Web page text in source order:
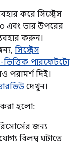
করে সিস্ট্রেস
এবং তার উপরের
করুন।
সিস্ট্রেস
ভিত্তিক পারফেটটো
পরামর্শ দিই।
দেখুন।
করা হলো:
জন্য
বিলম্ব ঘটাতে